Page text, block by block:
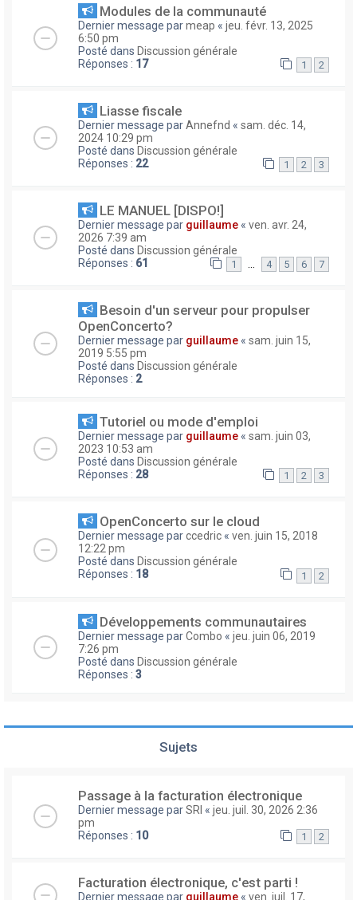
Modules de la communauté
Dernier message parmeap « jeu. févr. 13, 2025
6:50 pm
Posté dans Discussion générale
Réponses : 17 1 2
Liasse fiscale
Dernier message parAnnefnd « sam. déc. 14,
2024 10:29 pm
Posté dans Discussion générale
Réponses : 22 1 2 3
LE MANUEL [DISPO!]
Dernier message par guillaume « ven. avr. 24,
2026 7:39 am
Posté dans Discussion générale
Réponses : 61 1 … 4 5 6 7
Besoin d'un serveur pour propulser
OpenConcerto?
Dernier message par guillaume « sam. juin 15,
2019 5:55 pm
Posté dans Discussion générale
Réponses : 2
Tutoriel ou mode d'emploi
Dernier message par guillaume « sam. juin 03,
2023 10:53 am
Posté dans Discussion générale
Réponses : 28 1 2 3
OpenConcerto sur le cloud
Dernier message parccedric « ven. juin 15, 2018
12:22 pm
Posté dans Discussion générale
Réponses : 18 1 2
Développements communautaires
Dernier message parCombo « jeu. juin 06, 2019
7:26 pm
Posté dans Discussion générale
Réponses : 3
Sujets
Passage à la facturation électronique
Dernier message parSRI « jeu. juil. 30, 2026 2:36
pm
Réponses : 10 1 2
Facturation électronique, c'est parti !
Dernier message par guillaume « ven. juil. 17,